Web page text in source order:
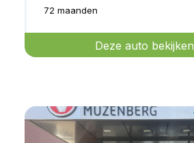
72 maanden
Deze auto bekijken